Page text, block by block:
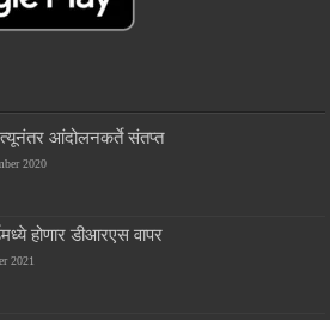
आंदोलनकर्ते संतप्त
2020
होणार डीआरएस वापर
2021